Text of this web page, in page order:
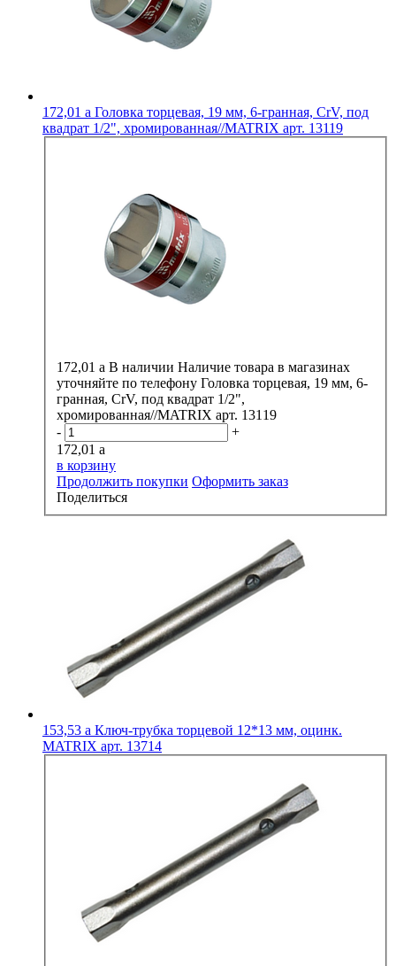
172,01 a Головка торцевая, 19 мм, 6-гранная, CrV, под
квадрат 1/2", хромированная//MATRIX арт. 13119
172,01 a В наличии Наличие товара в магазинах
уточняйте по телефону Головка торцевая, 19 мм, 6-
гранная, CrV, под квадрат 1/2",
хромированная//MATRIX арт. 13119
-
+
172,01 a
в корзину
Продолжить покупки Оформить заказ
Поделиться
153,53 a Ключ-трубка торцевой 12*13 мм, оцинк.
MATRIX арт. 13714